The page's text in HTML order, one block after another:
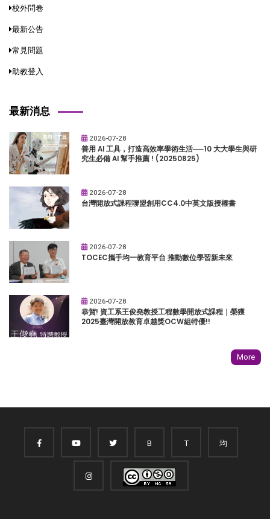
校外問卷
最新公告
常見問題
助教登入
最新消息
2026-07-28
善用 AI 工具，打造高效率學術生活──10 大大學生與研
究生必備 AI 幫手推薦 ! (20250825)
2026-07-28
台灣開放式課程聯盟創用CC4.0中英文版授權書
2026-07-28
TOCEC攜手均一教育平台 推動數位學習新未來
2026-07-28
恭賀! 資工系王俊堯教授工程數學開放式課程｜榮獲
2025臺灣開放教育卓越獎OCW組特優!!
More
B T 均